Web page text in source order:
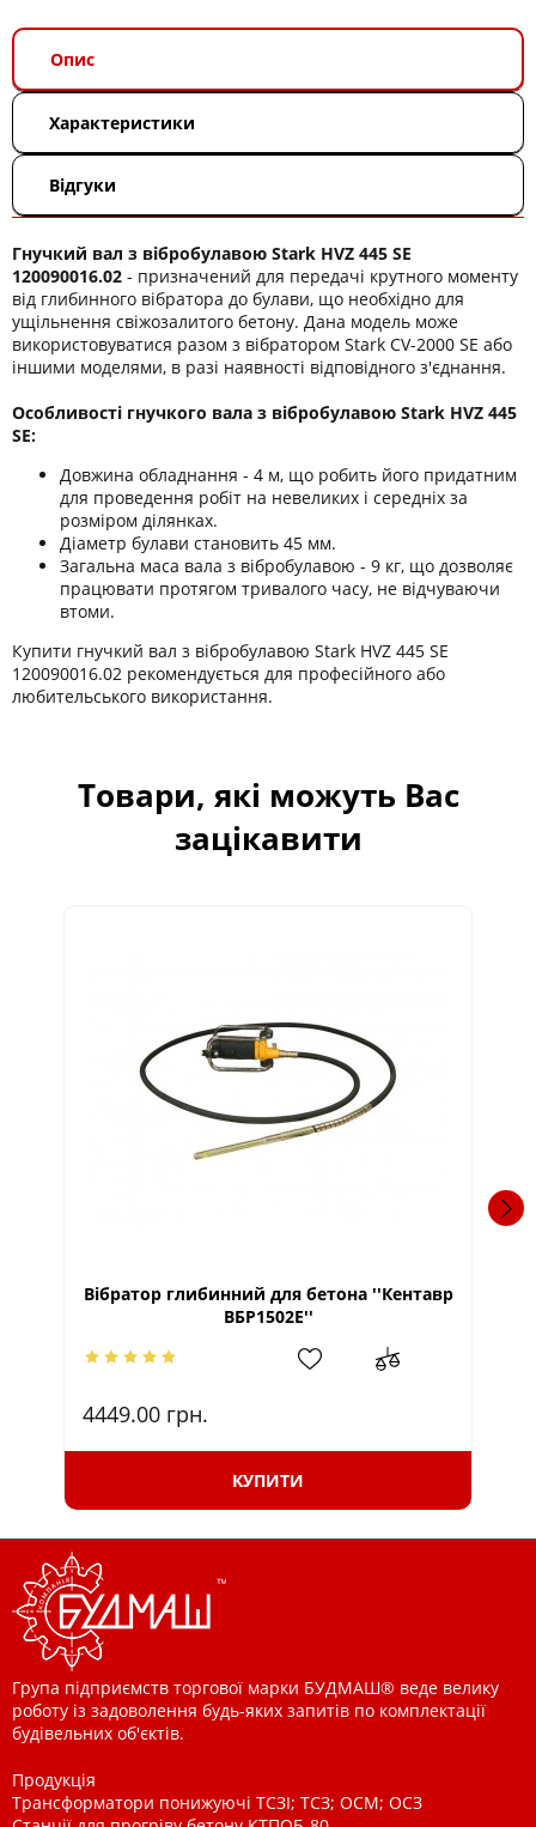
Опис
Характеристики
Відгуки
Гнучкий вал з вібробулавою Stark HVZ 445 SE
120090016.02 - призначений для передачі крутного моменту
від глибинного вібратора до булави, що необхідно для
ущільнення свіжозалитого бетону. Дана модель може
використовуватися разом з вібратором Stark CV-2000 SE або
іншими моделями, в разі наявності відповідного з'єднання.
Особливості гнучкого вала з вібробулавою Stark HVZ 445
SE:
Довжина обладнання - 4 м, що робить його придатним
для проведення робіт на невеликих і середніх за
розміром ділянках.
Діаметр булави становить 45 мм.
Загальна маса вала з вібробулавою - 9 кг, що дозволяє
працювати протягом тривалого часу, не відчуваючи
втоми.
Купити гнучкий вал з вібробулавою Stark HVZ 445 SE
120090016.02 рекомендується для професійного або
любительського використання.
Товари, які можуть Вас
зацікавити
Вібратор глибинний для бетона ''Кентавр
ВБР1502Е''
4449.00 грн.
КУПИТИ
Група підприємств торгової марки БУДМАШ® веде велику
роботу із задоволення будь-яких запитів по комплектації
будівельних об'єктів.
Продукція
Трансформатори понижуючі ТСЗІ; ТСЗ; ОСМ; ОСЗ